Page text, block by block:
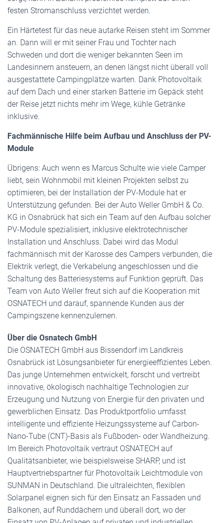
festen Stromanschluss verzichtet werden.
Ein Härtetest für das neue autarke Reisen steht im Sommer
an. Dann will er mit seiner Frau und Tochter nach
Schweden und dort die weniger bekannten Seen im
Landesinnern ansteuern, an denen längst nicht überall voll
ausgestattete Campingplätze warten. Dank Photovoltaik
auf dem Dach und einer starken Batterie im Gepäck steht
der Reise jetzt nichts mehr im Wege, kühle Getränke
inklusive.
Fachmännische Hilfe beim Aufbau und Anschluss der PV-
Module
Übrigens: Auch wenn es Marcus Schulte wie viele Camper
liebt, sein Wohnmobil mit kleinen Projekten selbst zu
optimieren, bei der Installation der PV-Module hat er
Unterstützung gefunden. Bei der Auto Weller GmbH & Co.
KG in Osnabrück hat sich ein Team auf den Aufbau solcher
PV-Module spezialisiert, inklusive elektrotechnischer
Installation und Anschluss. Dabei wird das Modul
fachmännisch mit der Karosse des Campers verbunden, die
Elektrik verlegt, die Verkabelung angeschlossen und die
Schaltung des Batteriesystems auf Funktion geprüft. Das
Team von Auto Weller freut sich auf die Kooperation mit
OSNATECH und darauf, spannende Kunden aus der
Campingszene kennenzulernen.
Über die Osnatech GmbH
Die OSNATECH GmbH aus Bissendorf im Landkreis
Osnabrück ist Lösungsanbieter für energieeffizientes Leben.
Das junge Unternehmen entwickelt, forscht und vertreibt
innovative, ökologisch nachhaltige Technologien zur
Erzeugung und Nutzung von Energie für den privaten und
gewerblichen Einsatz. Das Produktportfolio umfasst
intelligente und effiziente Heizungssysteme auf Carbon-
Nano-Tube (CNT)-Basis als Fußboden- oder Wandheizung.
Im Bereich Photovoltaik vertraut OSNATECH auf
Qualitätsanbieter, wie beispielsweise SHARP, und ist
Hauptvertriebspartner für Photovoltaik Leichtmodule von
SUNMAN in Deutschland. Die ultraleichten, flexiblen
Solarpanel eignen sich für den Einsatz an Fassaden und
Balkonen, auf Runddächern und überall dort, wo der